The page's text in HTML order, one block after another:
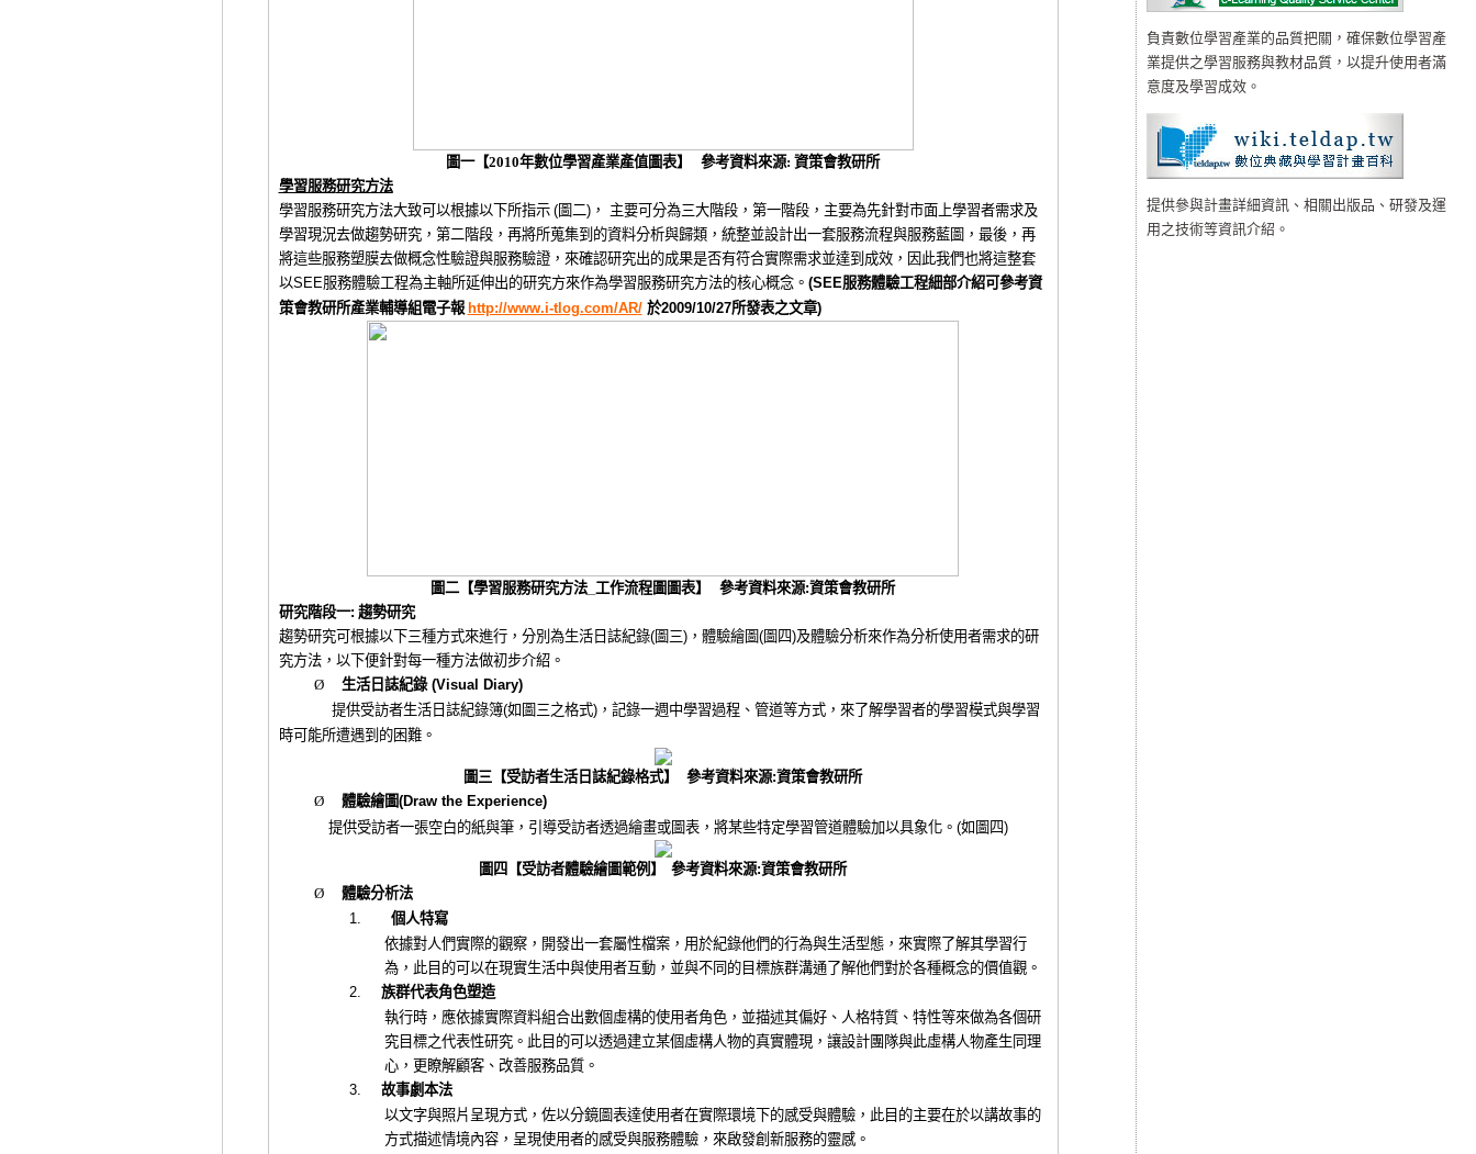
負責數位學習產業的品質把關，確保數位學習產
業提供之學習服務與教材品質，以提升使用者滿
意度及學習成效。
提供參與計畫詳細資訊、相關出版品、研發及運
用之技術等資訊介紹。
圖一【2010年數位學習產業產值圖表】 參考資料來源: 資策會教研所
學習服務研究方法
學習服務研究方法大致可以根據以下所指示 (圖二)， 主要可分為三大階段，第一階段，主要為先針對市面上學習者需求及
學習現況去做趨勢研究， 第二階段，再將所蒐集到的資料分析與歸類， 統整並設計出一套服務流程與服務藍圖，最後，再
將這些服務塑膜去做概念性驗證與服務驗證， 來確認研究出的成果是否有符合實際需求並達到成效，因此我們也將這整套
以SEE服務體驗工程為主軸所延伸出的研究方來作為學習服務研究方法的核心概念。 (SEE服務體驗工程細部介紹可參考資
策會教研所產業輔導組電子報 http://www.i-tlog.com/AR/ 於2009/10/27所發表之文章)
圖二【學習服務研究方法 工作流程圖圖表】 參考資料來源:資策會教研所
研究階段一: 趨勢研究
趨勢研究可根據以下三種方式來進行，分別為生活日誌紀錄(圖三)，體驗繪圖(圖四)及體驗分析來作為分析使用者需求的研
究方法， 以下便針對每一種方法做初步介紹。
Ø
生活日誌紀錄(Visual Diary)
提供受訪者生活日誌紀錄簿(如圖三之格式)，記錄一週中學習過程、 管道等方式，來了解學習者的學習模式與學習
時可能所遭遇到的困難。
圖三【受訪者生活日誌紀錄格式】 參考資料來源:資策會教研所
Ø
體驗繪圖(Draw the Experience)
提供受訪者一張空白的紙與筆，引導受訪者透過繪畫或圖表， 將某些特定學習管道體驗加以具象化。 (如圖四)
圖四【受訪者體驗繪圖範例】 參考資料來源:資策會教研所
Ø
體驗分析法
1.
個人特寫
依據對人們實際的觀察，開發出一套屬性檔案，用於紀錄他們的行為與生活型態，來實際了解其學習行
為，此目的可以在現實生活中與使用者互動， 並與不同的目標族群溝通了解他們對於各種概念的價值觀。
2.
族群代表角色塑造
執行時，應依據實際資料組合出數個虛構的使用者角色，並描述其偏好、人格特質、特性等來做為各個研
究目標之代表性研究。 此目的可以透過建立某個虛構人物的真實體現，讓設計團隊與此虛構人物產生同理
心，更瞭解顧客、 改善服務品質。
3.
故事劇本法
以文字與照片呈現方式，佐以分鏡圖表達使用者在實際環境下的感受與體驗，此目的主要在於以講故事的
方式描述情境內容， 呈現使用者的感受與服務體驗，來啟發創新服務的靈感。